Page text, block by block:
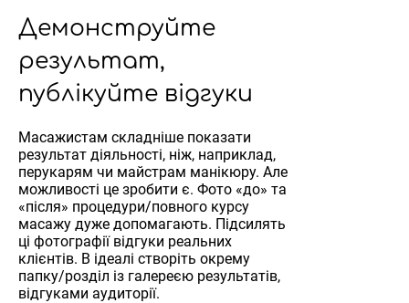
Демонструйте
результат,
публікуйте відгуки
Масажистам складніше показати
результат діяльності, ніж, наприклад,
перукарям чи майстрам манікюру. Але
можливості це зробити є. Фото «до» та
«після» процедури/повного курсу
масажу дуже допомагають. Підсилять
ці фотографії відгуки реальних
клієнтів. В ідеалі створіть окрему
папку/розділ із галереєю результатів,
відгуками аудиторії.